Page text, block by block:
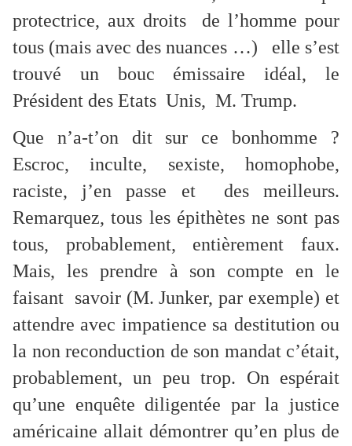
protectrice, aux droits de l’homme pour
tous (mais avec des nuances …) elle s’est
trouvé un bouc émissaire idéal, le
Président des Etats Unis, M. Trump.
Que n’a-t’on dit sur ce bonhomme ?
Escroc, inculte, sexiste, homophobe,
raciste, j’en passe et des meilleurs.
Remarquez, tous les épithètes ne sont pas
tous, probablement, entièrement faux.
Mais, les prendre à son compte en le
faisant savoir (M. Junker, par exemple) et
attendre avec impatience sa destitution ou
la non reconduction de son mandat c’était,
probablement, un peu trop. On espérait
qu’une enquête diligentée par la justice
américaine allait démontrer qu’en plus de